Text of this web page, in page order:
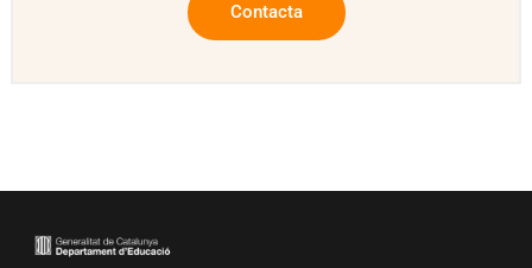
Contacta